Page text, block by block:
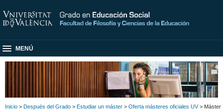
MENÚ
Inicio > Después del Grado > Estudiar un máster > Oferta másteres oficiales UV> Máster